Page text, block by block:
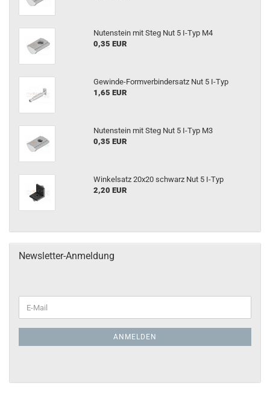
Nutenstein mit Steg Nut 5 I-Typ M4
0,35 EUR
Gewinde-Formverbindersatz Nut 5 I-Typ
1,65 EUR
Nutenstein mit Steg Nut 5 I-Typ M3
0,35 EUR
Winkelsatz 20x20 schwarz Nut 5 I-Typ
2,20 EUR
Newsletter-Anmeldung
ANMELDEN